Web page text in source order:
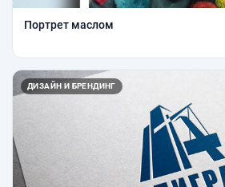
Портрет маслом
ДИЗАЙН И БРЕНДИНГ